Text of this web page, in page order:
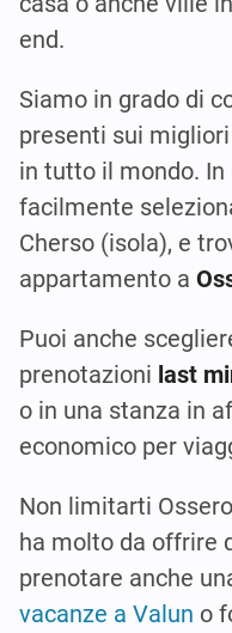
end.
Siamo in grado di
presenti sui
in tutto il mondo.
facilmente
Cherso (isola), e
appartamento a
Puoi anche
prenotazioni last
o in una stanza in
economico per
Non limitarti
ha molto da offrire
prenotare anche
vacanze a Valun o